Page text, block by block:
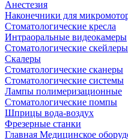
Анестезия
Наконечники для
Стоматологические кресла
Интраоральные видеокамеры
Стоматологические скейлеры
Скалеры
Стоматологические сканеры
Стоматологические системы
Лампы полимеризационные
Стоматологические помпы
Шприцы вода-воздух
Фрезерные станки
Главная Медицинское